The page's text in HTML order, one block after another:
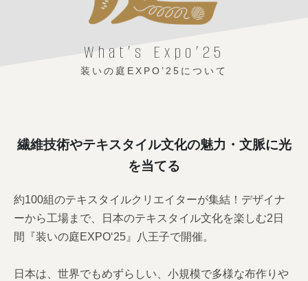
What’s Expo’25
装いの庭EXPO’25について
繊維技術やテキスタイル文化の魅力・文脈に光
を当てる
約100組のテキスタイルクリエイターが集結！デザイナ
ーから工場まで、日本のテキスタイル文化を楽しむ2日
間『装いの庭EXPO‘25』八王子で開催。
日本は、世界でもめずらしい、小規模で多様な布作りや